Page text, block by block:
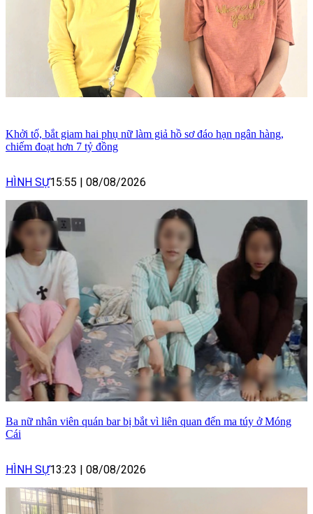
Khởi tố, bắt giam hai phụ nữ làm giả hồ sơ đáo hạn ngân hàng,
chiếm đoạt hơn 7 tỷ đồng
HÌNH SỰ15:55 08/08/2026
Ba nữ nhân viên quán bar bị bắt vì liên quan đến ma túy ở Móng
Cái
HÌNH SỰ13:23 08/08/2026